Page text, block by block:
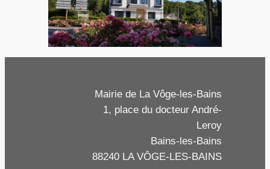
Mairie de La Vôge-les-Bains
1, place du docteur André-
Leroy
Bains-les-Bains
88240 LA VÔGE-LES-BAINS